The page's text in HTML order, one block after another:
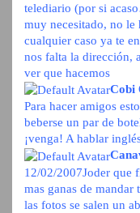
telediario (por si
muy necesitado, no le
cualquier caso ya te
nos falta la dirección,
ver que hacemos
Cobi
Para hacer amigos
beberse un par de
¡venga! A hablar
12/02/2007Joder que
mas ganas de
las fotos se salen un